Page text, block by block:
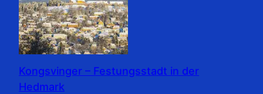
Kongsvinger – Festungsstadt in der
Hedmark